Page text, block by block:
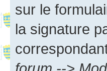
sur le
la signature